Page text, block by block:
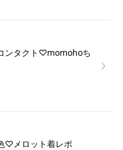
ンタクト♡momohoち
♡メロット着レポ